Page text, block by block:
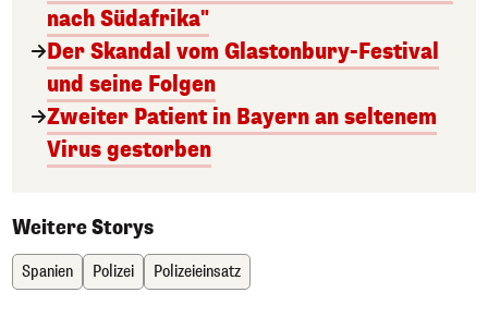
nach Südafrika"
Der Skandal vom Glastonbury-Festival
und seine Folgen
Zweiter Patient in Bayern an seltenem
Virus gestorben
Weitere Storys
Spanien Polizei Polizeieinsatz